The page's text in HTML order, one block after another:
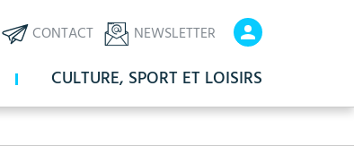
En-
tête
-
En-
tête
Communication
CONTACT NEWSLETTER
CULTURE, SPORT ET LOISIRS